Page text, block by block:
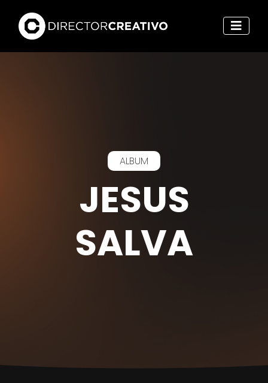
ALBUM
JESUS
SALVA